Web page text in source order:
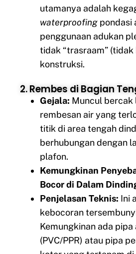
utamanya adalah
waterproofing pondasi
penggunaan adukan
tidak “trasraam”
konstruksi.
2. Rembes di Bagian
Gejala: Muncul bercak
rembesan air yang
titik di area tengah
berhubungan dengan
plafon.
Kemungkinan
Bocor di Dalam
Penjelasan Teknis: Ini
kebocoran
Kemungkinan ada pipa
(PVC/PPR) atau pipa